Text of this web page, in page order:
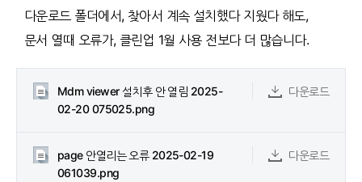
다운로드 폴더에서, 찾아서 계속 설치했다 지웠다 해도,
문서 열때 오류가, 클린업 1월 사용 전보다 더 많습니다.
Mdm viewer 설치후 안 열림 2025-
02-20 075025.png
다운로드
page 안열리는 오류 2025-02-19
061039.png
다운로드